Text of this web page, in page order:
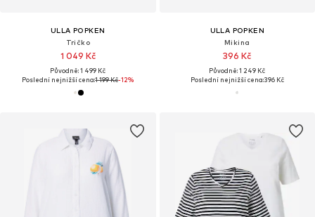
ULLA POPKEN
Tričko
1 049 Kč
Původně: 1 499 Kč
Poslední nejnižší cena:1 199 Kč-12%
ULLA POPKEN
Mikina
396 Kč
Původně: 1 249 Kč
Poslední nejnižší cena:396 Kč